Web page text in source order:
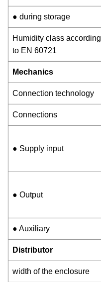
● during storage
Humidity class according
to EN 60721
Mechanics
Connection technology
Connections
● Supply input
● Output
● Auxiliary
Distributor
width of the enclosure